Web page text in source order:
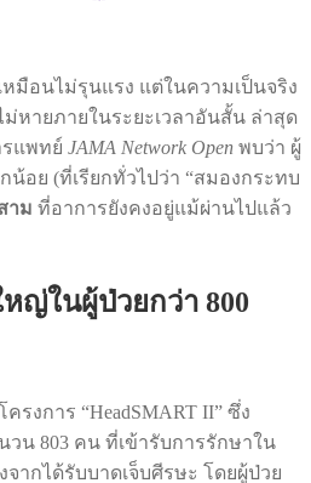
มือนไม่รุนแรง แต่ในความเป็นจริง
หายภายในระยะเวลาอันสั้น ล่าสุด
รแพทย์ JAMA Network Open พบว่า ผู้
น้อย (ที่เรียกทั่วไปว่า “สมองกระทบ
าม ที่อาการยังคงอยู่แม้ผ่านไปแล้ว
ญ่ในผู้ป่วยกว่า 800
งการ “HeadSMART II” ซึ่ง
น 803 คน ที่เข้ารับการรักษาใน
ากได้รับบาดเจ็บศีรษะ โดยผู้ป่วย